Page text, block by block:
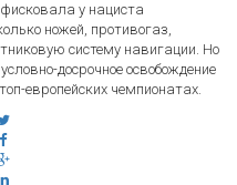
у нациста
ножей, противогаз,
систему навигации. Но
досрочное освобождение
европейских чемпионатах.